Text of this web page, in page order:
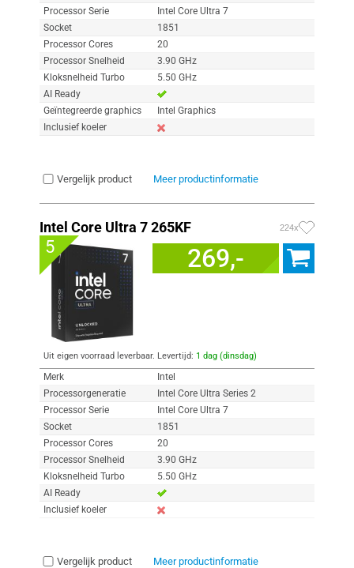
Processor Serie
Intel Core Ultra 7
Socket
1851
Processor Cores
20
Processor Snelheid
3.90 GHz
Kloksnelheid Turbo
5.50 GHz
AI Ready
Geïntegreerde graphics
Intel Graphics
Inclusief koeler
Vergelijk product Meer productinformatie
Intel Core Ultra 7 265KF 224x
5 269,-
Uit eigen voorraad leverbaar. Levertijd: 1 dag (dinsdag)
Merk
Intel
Processorgeneratie
Intel Core Ultra Series 2
Processor Serie
Intel Core Ultra 7
Socket
1851
Processor Cores
20
Processor Snelheid
3.90 GHz
Kloksnelheid Turbo
5.50 GHz
AI Ready
Inclusief koeler
Vergelijk product Meer productinformatie